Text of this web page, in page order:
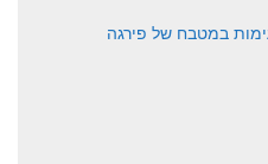
במטבח של פירגה